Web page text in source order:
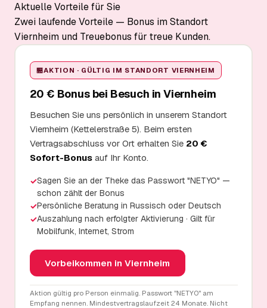
Aktuelle Vorteile für Sie
Zwei laufende Vorteile — Bonus im Standort
Viernheim und Treuebonus für treue Kunden.
🏪AKTION · GÜLTIG IM STANDORT VIERNHEIM
20 € Bonus bei Besuch in Viernheim
Besuchen Sie uns persönlich in unserem Standort
Viernheim (Kettelerstraße 5). Beim ersten
Vertragsabschluss vor Ort erhalten Sie 20 €
Sofort-Bonusauf Ihr Konto.
✓Sagen Sie an der Theke das Passwort "NETYO" —
schon zählt der Bonus
✓Persönliche Beratung in Russisch oder Deutsch
✓Auszahlung nach erfolgter Aktivierung · Gilt für
Mobilfunk, Internet, Strom
Vorbeikommen in Viernheim
Aktion gültig pro Person einmalig. Passwort "NETYO" am
Empfang nennen. Mindestvertragslaufzeit 24 Monate. Nicht